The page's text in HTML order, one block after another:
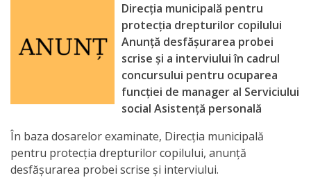
Strategia
audienței
Managementul
instituției
Direcţia municipală pentru
protecţia drepturilor copilului
Anunţă desfăşurarea probei
scrise şi a interviului în cadrul
concursului pentru ocuparea
funcţiei de manager al Serviciului
social Asistență personală
În baza dosarelor examinate, Direcţia municipală
pentru protecţia drepturilor copilului, anunţă
desfăşurarea probei scrise şi interviului.